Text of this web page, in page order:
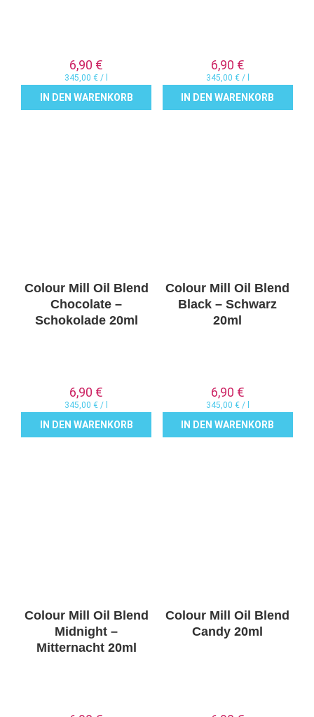
6,90 €
345,00€ /
IN DEN WARENKORB
6,90 €
345,00 €/
IN DEN WARENKORB
Colour Mill Oil Blend
Chocolate –
Schokolade 20ml
6,90 €
345,00€ /
IN DEN WARENKORB
Colour Mill Oil Blend
Black – Schwarz
20ml
6,90 €
345,00 €/
IN DEN WARENKORB
Colour Mill Oil Blend
Midnight –
Mitternacht 20ml
Colour Mill Oil Blend
Candy 20ml